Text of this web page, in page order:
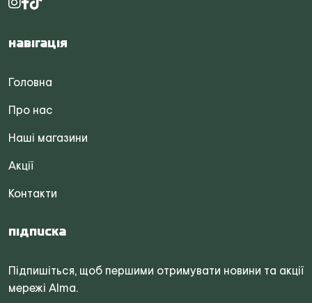
Навігація
Головна
Про нас
Наші магазини
Акції
Контакти
Підписка
Підпишіться, щоб першими отримувати новини та акції
мережі Alma.